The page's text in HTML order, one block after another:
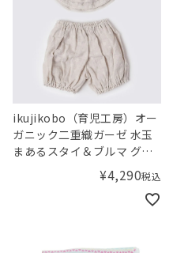
ikujikobo（育児工房）オー
ガニック二重織ガーゼ 水玉
まあるスタイ＆ブルマ グレ
¥4,290税込